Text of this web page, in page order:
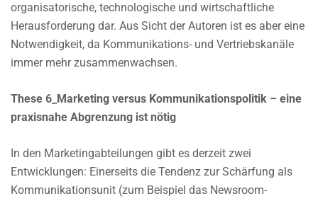
organisatorische, technologische und wirtschaftliche
Herausforderung dar. Aus Sicht der Autoren ist es aber eine
Notwendigkeit, da Kommunikations- und Vertriebskanäle
immer mehr zusammenwachsen.
These 6_Marketing versus Kommunikationspolitik – eine
praxisnahe Abgrenzung ist nötig
In den Marketingabteilungen gibt es derzeit zwei
Entwicklungen: Einerseits die Tendenz zur Schärfung als
Kommunikationsunit (zum Beispiel das Newsroom-